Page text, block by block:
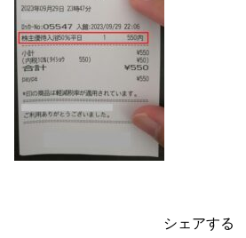
シェアする